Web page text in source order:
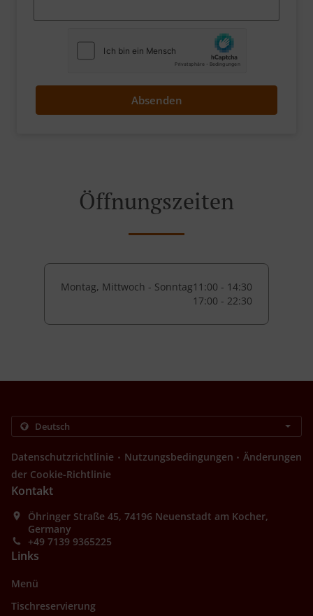
Absenden
Öffnungszeiten
Montag, Mittwoch - Sonntag11:00 - 14:30
17:00 - 22:30
Datenschutzrichtlinie . Nutzungsbedingungen . Änderungen
der Cookie-Richtlinie
Kontakt
Öhringer Straße 45, 74196 Neuenstadt am Kocher,
Germany
+49 7139 9365225
Links
Menü
Tischreservierung